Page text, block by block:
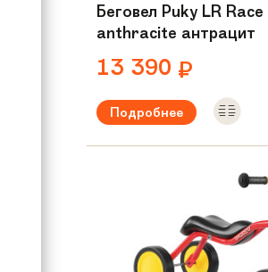
Беговел Puky LR
anthracite антрацит
13 390 ₽
Подробнее
Рекомендуемый возраст:
Алюминий